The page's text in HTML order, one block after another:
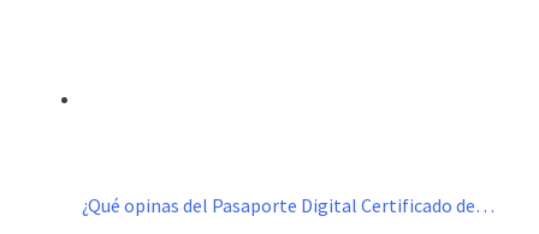
¿Qué opinas del Pasaporte Digital Certificado de…